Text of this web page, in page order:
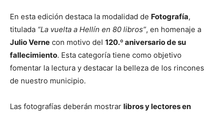
En esta edición destaca la modalidad de Fotografía,
titulada “La vuelta a Hellín en 80 libros”, en homenaje a
Julio Verne con motivo del 120.º aniversario de su
fallecimiento. Esta categoría tiene como objetivo
fomentar la lectura y destacar la belleza de los rincones
de nuestro municipio.
Las fotografías deberán mostrar libros y lectores en